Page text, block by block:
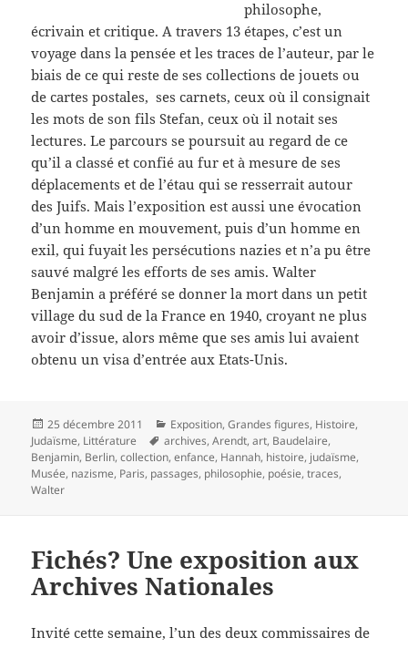
philosophe,
écrivain et critique. A travers 13 étapes, c’est un
voyage dans la pensée et les traces de l’auteur, par le
biais de ce qui reste de ses collections de jouets ou
de cartes postales, ses carnets, ceux où il consignait
les mots de son fils Stefan, ceux où il notait ses
lectures. Le parcours se poursuit au regard de ce
qu’il a classé et confié au fur et à mesure de ses
déplacements et de l’étau qui se resserrait autour
des Juifs. Mais l’exposition est aussi une évocation
d’un homme en mouvement, puis d’un homme en
exil, qui fuyait les persécutions nazies et n’a pu être
sauvé malgré les efforts de ses amis. Walter
Benjamin a préféré se donner la mort dans un petit
village du sud de la France en 1940, croyant ne plus
avoir d’issue, alors même que ses amis lui avaient
obtenu un visa d’entrée aux Etats-Unis.
Publié
le
25 décembre 2011 Catégories
Exposition,Grandes figures, Histoire,
Judaïsme, Littérature
Mots-
clés
archives,Arendt,art, Baudelaire,
Benjamin, Berlin,collection,enfance, Hannah, histoire, judaïsme,
Musée, nazisme, Paris, passages, philosophie, poésie,traces,
Walter
Fichés? Une exposition aux
Archives Nationales
Invité cette semaine, l’un des deux commissaires de